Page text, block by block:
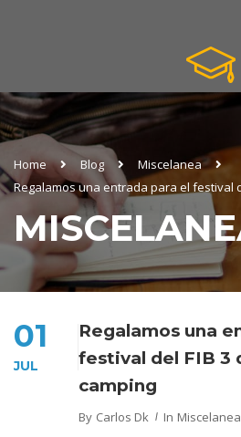
Home Blog
Miscelanea
Regalamos una entrada para el festival
01
JUL
Regalamos una
festival del FIB 3
camping
By Carlos Dk In Miscelanea